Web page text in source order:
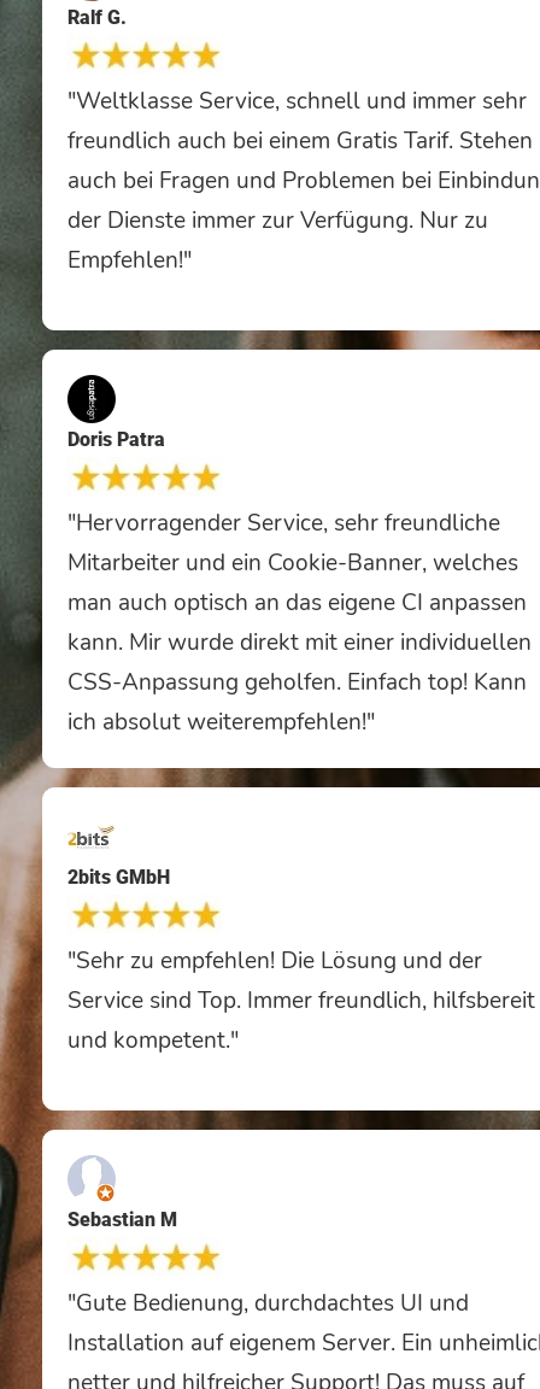
Ralf G.
"Weltklasse Service, schnell und immer sehr
freundlich auch bei einem Gratis Tarif. Stehen
auch bei Fragen und Problemen bei
der Dienste immer zur Verfügung. Nur zu
Empfehlen!"
Doris Patra
"Hervorragender Service, sehr freundliche
Mitarbeiter und ein Cookie-Banner, welches
man auch optisch an das eigene CI anpassen
kann. Mir wurde direkt mit einer individuellen
CSS-Anpassung geholfen. Einfach top! Kann
ich absolut weiterempfehlen!"
2bits GMbH
"Sehr zu empfehlen! Die Lösung und der
Service sind Top. Immer freundlich, hilfsbereit
und kompetent."
Sebastian M
"Gute Bedienung, durchdachtes UI und
Installation auf eigenem Server. Ein
netter und hilfreicher Support! Das muss auf